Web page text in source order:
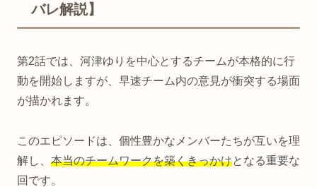
バレ解説】
第2話では、河津ゆりを中心とするチームが本格的に行
動を開始しますが、早速チーム内の意見が衝突する場面
が描かれます。
このエピソードは、個性豊かなメンバーたちが互いを理
解し、 本当のチームワークを築くきっかけとなる重要な
回です。